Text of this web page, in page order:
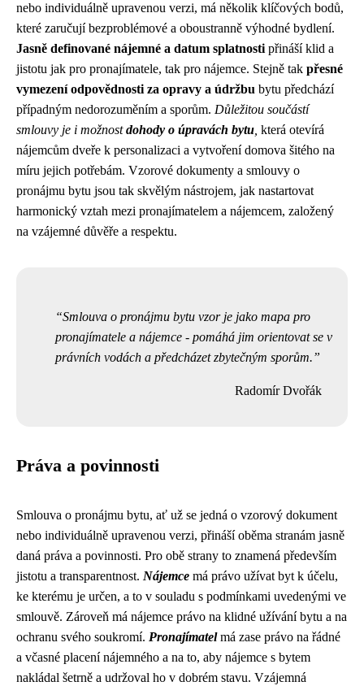
nebo individuálně upravenou verzi, má několik klíčových bodů,
které zaručují bezproblémové a oboustranně výhodné bydlení.
Jasně definované nájemné a datum splatnosti přináší klid a
jistotu jak pro pronajímatele, tak pro nájemce. Stejně tak přesné
vymezení odpovědnosti za opravy a údržbu bytu předchází
případným nedorozuměním a sporům. Důležitou součástí
smlouvy je i možnostdohody o úpravách bytu která otevírá
nájemcům dveře k personalizaci a vytvoření domova šitého na
míru jejich potřebám. Vzorové dokumenty a smlouvy o
pronájmu bytu jsou tak skvělým nástrojem, jak nastartovat
harmonický vztah mezi pronajímatelem a nájemcem, založený
na vzájemné důvěře a respektu.
Smlouva o pronájmu bytu vzor je jako mapa pro
pronajímatele a nájemce - pomáhá jim orientovat se v
právních vodách a předcházet zbytečným sporům.
Radomír Dvořák
Práva a povinnosti
Smlouva o pronájmu bytu, ať už se jedná o vzorový dokument
nebo individuálně upravenou verzi, přináší oběma stranám jasně
daná práva a povinnosti. Pro obě strany to znamená především
jistotu a transparentnost. Nájemce má právo užívat byt k účelu,
ke kterému je určen, a to v souladu s podmínkami uvedenými ve
smlouvě. Zároveň má nájemce právo na klidné užívání bytu a na
ochranu svého soukromí. Pronajímatelmá zase právo na řádné
a včasné placení nájemného a na to, aby nájemce s bytem
nakládal šetrně a udržoval ho v dobrém stavu. Vzájemná